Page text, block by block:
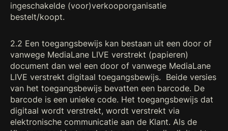
ingeschakelde (voor)verkooporganisatie
bestelt/koopt.
2.2 Een toegangsbewijs kan bestaan uit een door of
vanwege MediaLane LIVE verstrekt (papieren)
document dan wel een door of vanwege MediaLane
LIVE verstrekt digitaal toegangsbewijs. Beide versies
van het toegangsbewijs bevatten een barcode. De
barcode is een unieke code. Het toegangsbewijs dat
digitaal wordt verstrekt, wordt verstrekt via
elektronische communicatie aan de Klant. Als de